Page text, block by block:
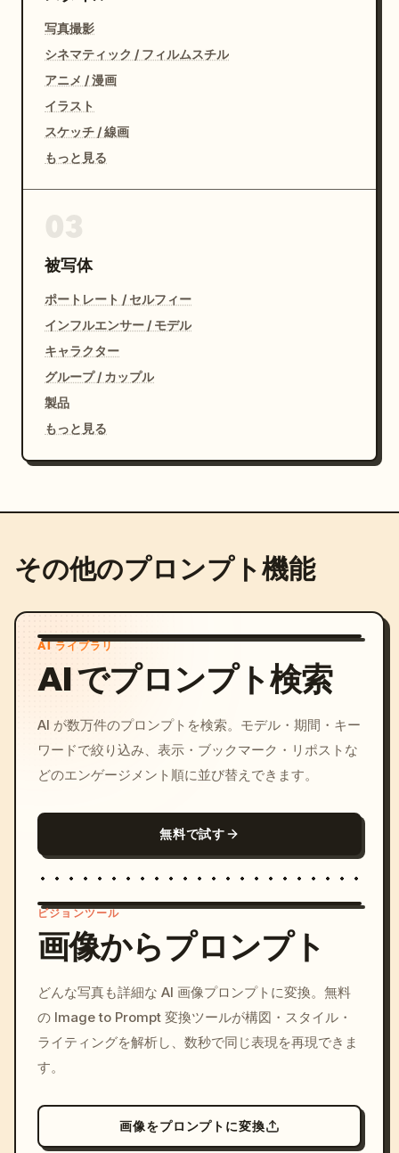
写真撮影
シネマティック / フィルムスチル
アニメ / 漫画
イラスト
スケッチ / 線画
もっと見る
被写体
ポートレート / セルフィー
インフルエンサー / モデル
キャラクター
グループ / カップル
製品
もっと見る
その他のプロンプト機能
AI ライブラリ
AI でプロンプト検索
AI が数万件のプロンプトを検索。モデル・期間・キー
ワードで絞り込み、表示・ブックマーク・リポストな
どのエンゲージメント順に並び替えできます。
無料で試す
c, cyberpunk sunset, neon
colors, 8k --v 6.0
ビジョンツール
画像からプロンプト
どんな写真も詳細な AI 画像プロンプトに変換。無料
の Image to Prompt 変換ツールが構図・スタイル・
ライティングを解析し、数秒で同じ表現を再現できま
す。
画像をプロンプトに変換